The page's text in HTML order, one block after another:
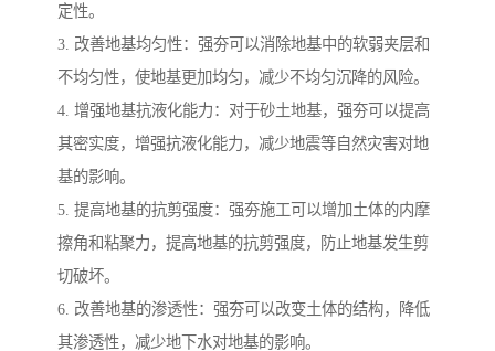
定性。
3. 改善地基均匀性：强夯可以消除地基中的软弱夹层和
不均匀性，使地基更加均匀，减少不均匀沉降的风险。
4. 增强地基抗液化能力：对于砂土地基，强夯可以提高
其密实度，增强抗液化能力，减少地震等自然灾害对地
基的影响。
5. 提高地基的抗剪强度：强夯施工可以增加土体的内摩
擦角和粘聚力，提高地基的抗剪强度，防止地基发生剪
切破坏。
6. 改善地基的渗透性：强夯可以改变土体的结构，降低
其渗透性，减少地下水对地基的影响。